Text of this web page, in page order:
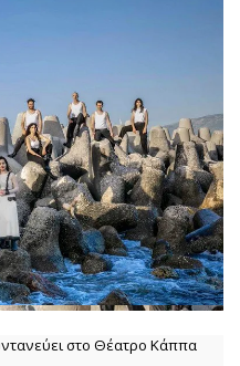
στο Θέατρο Κάππα